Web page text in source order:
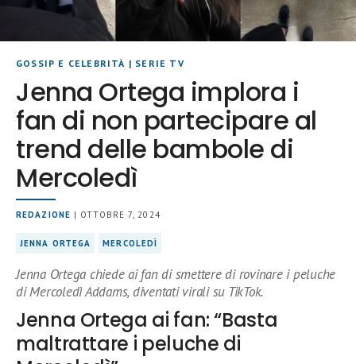
GOSSIP E CELEBRITÀ | SERIE TV
Jenna Ortega implora i
fan di non partecipare al
trend delle bambole di
Mercoledì
REDAZIONE | OTTOBRE 7, 2024
JENNA ORTEGA MERCOLEDÌ
Jenna Ortega chiede ai fan di smettere di rovinare i peluche
di Mercoledì Addams, diventati virali su TikTok.
Jenna Ortega ai fan: “Basta
maltrattare i peluche di